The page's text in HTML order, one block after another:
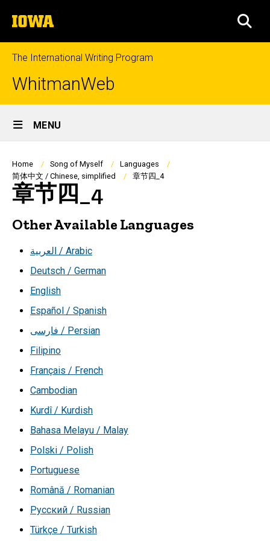
to
content
The
University
of
Iowa
The International Writing Program
WhitmanWeb
Site
Main
Navigation
MENU
Breadcrumb
Home Song of Myself
Languages
简体中文 / Chinese, simplified
章节四_4
章节四_4
Other Available Languages
العربية / Arabic
Deutsch / German
English
Español / Spanish
فارسی / Persian
Filipino
Français / French
Cambodian
Kurdî / Kurdish
Bahasa Melayu / Malay
Polski / Polish
Portuguese
Română / Romanian
Русский / Russian
Türkçe / Turkish